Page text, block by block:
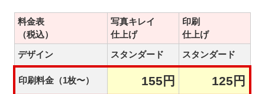
料金表
（税込）
写真キレイ
仕上げ
印刷
仕上げ
デザイン
スタンダード スタンダード
印刷料金（1枚〜） 155円 125円